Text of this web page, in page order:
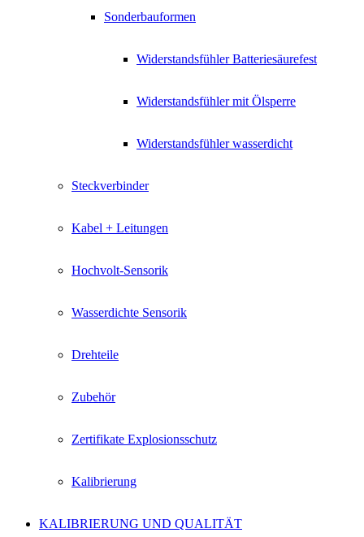
Sonderbauformen
Widerstandsfühler Batteriesäurefest
Widerstandsfühler mit Ölsperre
Widerstandsfühler wasserdicht
Steckverbinder
Kabel + Leitungen
Hochvolt-Sensorik
Wasserdichte Sensorik
Drehteile
Zubehör
Zertifikate Explosionsschutz
Kalibrierung
KALIBRIERUNG UND QUALITÄT